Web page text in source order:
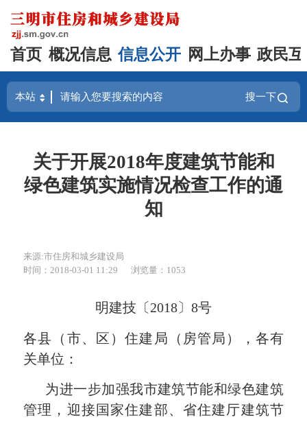
首页 概况信息 信息公开 网上办事 政民
搜一下
关于开展2018年度建筑节能和
绿色建筑实施情况检查工作的通
知
来源:市住房和城乡建设局
时间：2018-03-01 11:29
浏览量：1053
明建技〔2018〕 8号
各县（市、区）住建局（房管局），各有
关单位：
为进一步加强我市建筑节能和绿色建筑
管理，迎接国家住建部、省住建厅建筑节